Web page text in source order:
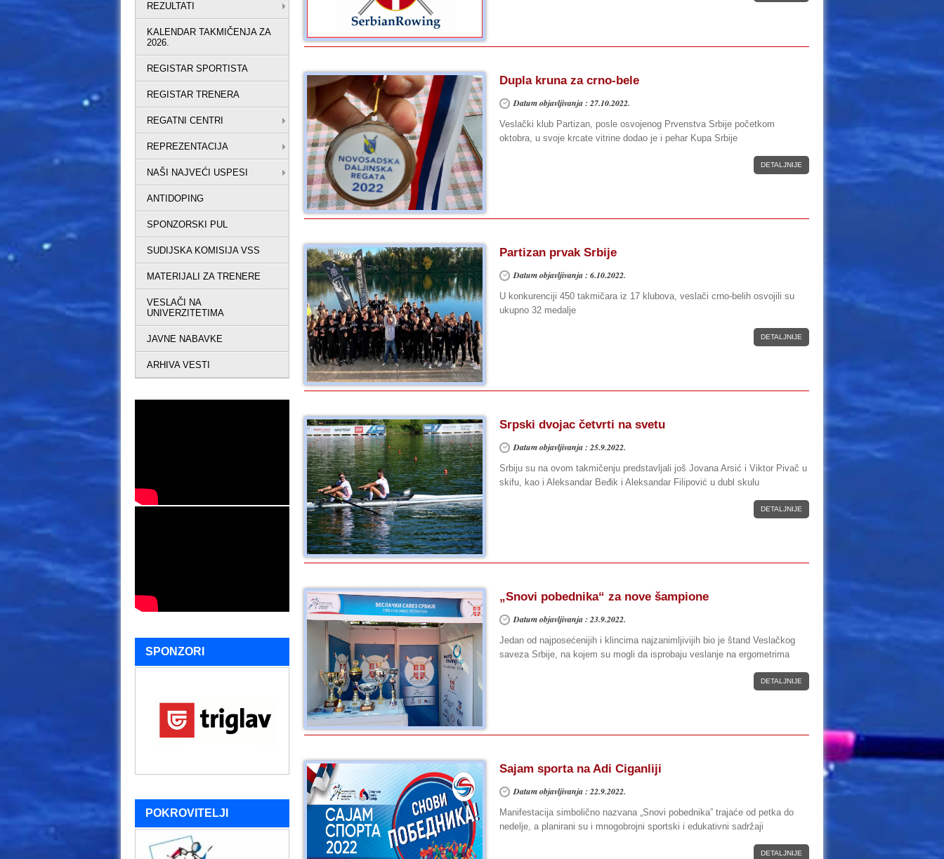
Dupla kruna za crno-bele
Datum objavljivanja : 27.10.2022.
Veslački klub Partizan, posle osvojenog Prvenstva Srbije početkom
oktobra, u svoje krcate vitrine dodao je i pehar Kupa Srbije
DETALJNIJE
Partizan prvak Srbije
Datum objavljivanja : 6.10.2022.
U konkurenciji 450 takmičara iz 17 klubova, veslači crno-belih osvojili su
ukupno 32 medalje
DETALJNIJE
Srpski dvojac četvrti na svetu
Datum objavljivanja : 25.9.2022.
Srbiju su na ovom takmičenju predstavljali još Jovana Arsić i Viktor Pivač u
skifu, kao i Aleksandar Beđik i Aleksandar Filipović u dubl skulu
DETALJNIJE
„Snovi pobednika“ za nove šampione
Datum objavljivanja : 23.9.2022.
Jedan od najposećenijih i klincima najzanimljivijih bio je štand Veslačkog
saveza Srbije, na kojem su mogli da isprobaju veslanje na ergometrima
DETALJNIJE
Sajam sporta na Adi Ciganliji
Datum objavljivanja : 22.9.2022.
Manifestacija simbolično nazvana „Snovi pobednika” trajaće od petka do
nedelje, a planirani su i mnogobrojni sportski i edukativni sadržaji
DETALJNIJE
REZULTATI
KALENDAR TAKMIČENJA ZA
2026.
REGISTAR SPORTISTA
REGISTAR TRENERA
REGATNI CENTRI
REPREZENTACIJA
NAŠI NAJVEĆI USPESI
ANTIDOPING
SPONZORSKI PUL
SUDIJSKA KOMISIJA VSS
MATERIJALI ZA TRENERE
VESLAČI NA
UNIVERZITETIMA
JAVNE NABAVKE
ARHIVA VESTI
SPONZORI
POKROVITELJI